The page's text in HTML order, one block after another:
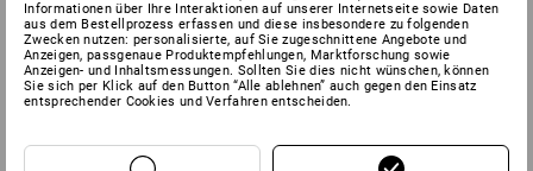
Informationen über Ihre Interaktionen auf unserer Internetseite sowie Daten
aus dem Bestellprozess erfassen und diese insbesondere zu folgenden
Zwecken nutzen: personalisierte, auf Sie zugeschnittene Angebote und
Anzeigen, passgenaue Produktempfehlungen, Marktforschung sowie
Anzeigen- und Inhaltsmessungen. Sollten Sie dies nicht wünschen, können
Sie sich per Klick auf den Button “Alle ablehnen” auch gegen den Einsatz
entsprechender Cookies und Verfahren entscheiden.